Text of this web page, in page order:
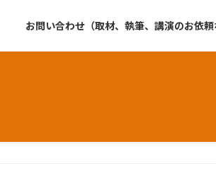
お問い合わせ（取材、執筆、講演のお依頼